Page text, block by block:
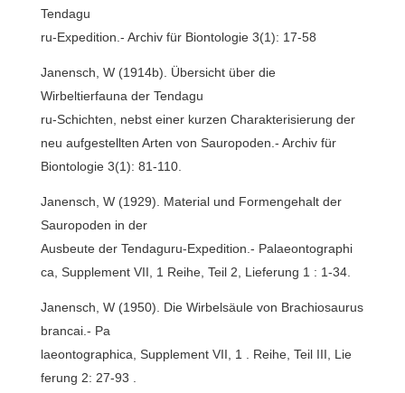
Tendagu
ru-Expedition.- Archiv für Biontologie 3(1): 17-58
Janensch, W (1914b). Übersicht über die
Wirbeltierfauna der Tendagu
ru-Schichten, nebst einer kurzen Charakterisierung der
neu aufgestellten Arten von Sauropoden.- Archiv für
Biontologie 3(1): 81-110.
Janensch, W (1929). Material und Formengehalt der
Sauropoden in der
Ausbeute der Tendaguru-Expedition.- Palaeontographi
ca, Supplement VII, 1 Reihe, Teil 2, Lieferung 1 : 1-34.
Janensch, W (1950). Die Wirbelsäule von Brachiosaurus
brancai.- Pa
laeontographica, Supplement VII, 1 . Reihe, Teil III, Lie
ferung 2: 27-93 .